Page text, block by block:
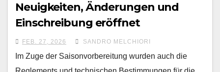
Neuigkeiten, Änderungen und
Einschreibung eröffnet
FEB. 27, 2026 SANDRO MELCHIORI
Im Zuge der Saisonvorbereitung wurden auch die